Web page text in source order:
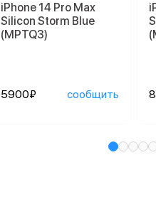
iPhone 14 Pro Max
Silicon Storm Blue
(MPTQ3)
5900₽ сообщить